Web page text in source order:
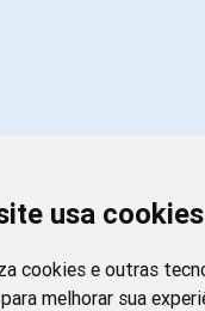
usa cookies
cookies e outras
melhorar sua